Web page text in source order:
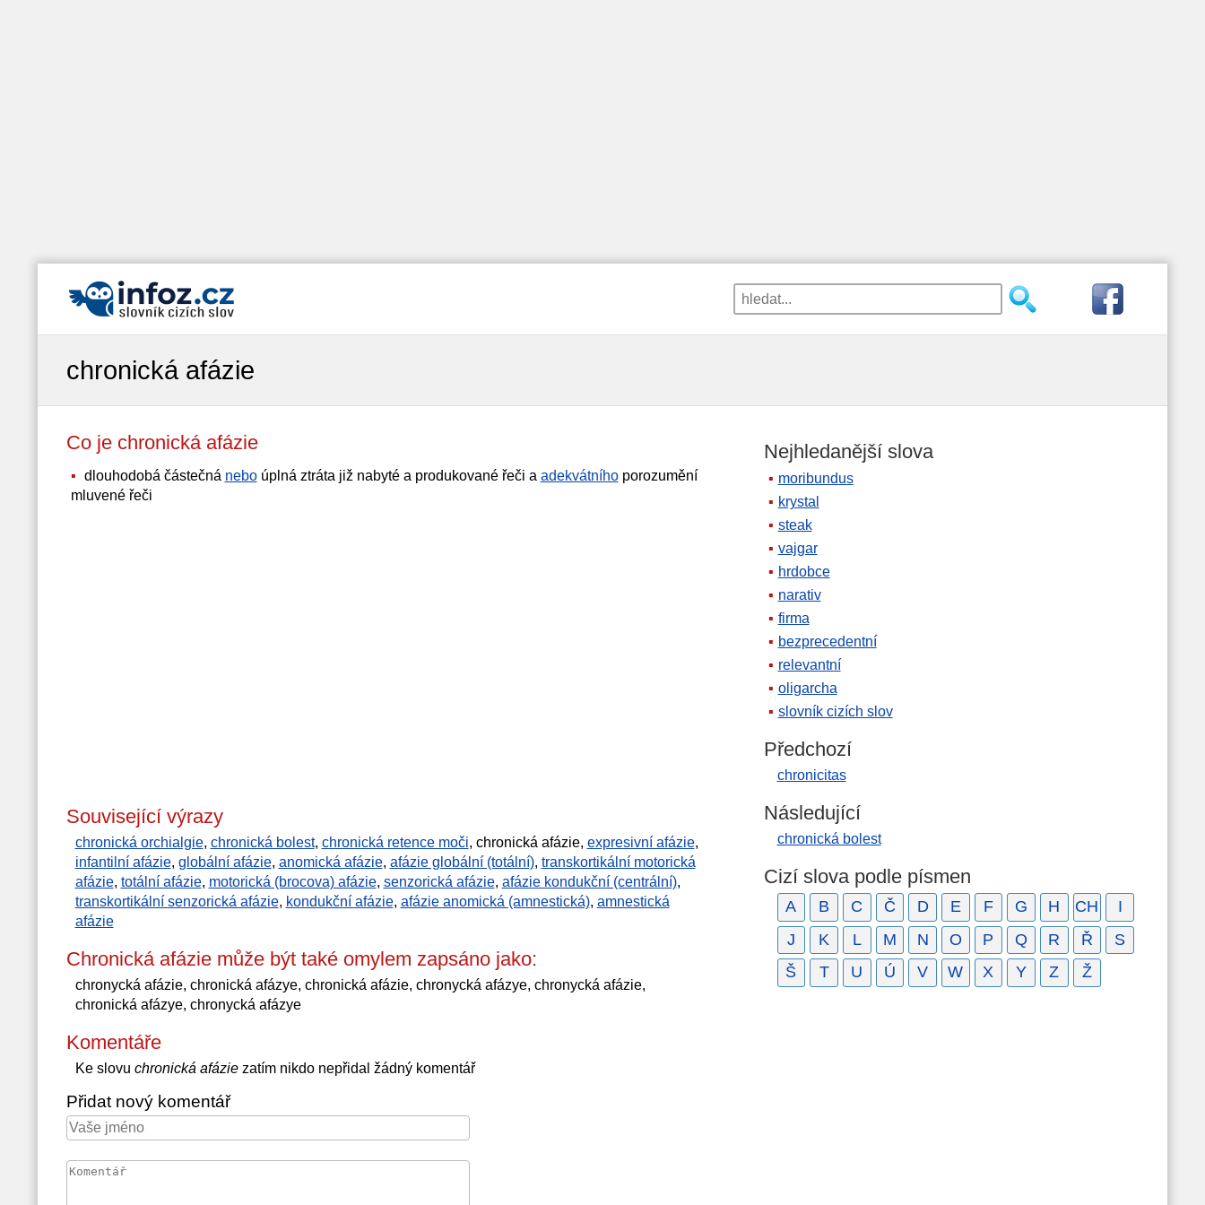
chronická afázie
Co je chronická afázie
dlouhodobá částečná neboúplná ztráta již nabyté a produkované řeči a adekvátníhoporozumění
mluvené řeči
Související výrazy
chronická orchialgie, chronická bolest, chronická retence moči, chronická afázie, expresivní afázie,
infantilní afázie, globální afázie, anomická afázie, afázie globální (totální), transkortikální motorická
afázie, totální afázie, motorická (brocova) afázie, senzorická afázie, afázie kondukční (centrální),
transkortikální senzorická afázie, kondukční afázie, afázie anomická (amnestická), amnestická
afázie
Chronická afázie může být také omylem zapsáno jako:
chronycká afázie, chronická afázye, chronická afázie, chronycká afázye, chronycká afázie,
chronická afázye, chronycká afázye
Komentáře
Ke slovu chronická afáziezatím nikdo nepřidal žádný komentář
Přidat nový komentář
Nejhledanější slova
moribundus
krystal
steak
vajgar
hrdobce
narativ
firma
bezprecedentní
relevantní
oligarcha
slovník cizích slov
Předchozí
chronicitas
Následující
chronická bolest
Cizí slova podle písmen
A B C Č D E F G H CH
I
J
K L M N O P Q R Ř
S
Š
T U Ú V W X Y Z Ž